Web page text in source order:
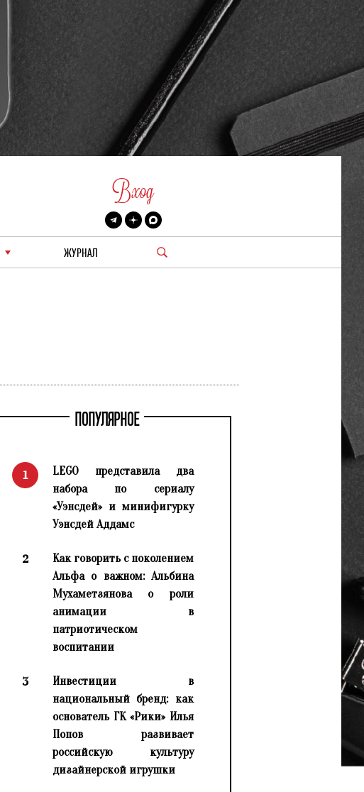
Вход
ЖУРНАЛ
ПОПУЛЯРНОЕ
1
LEGO представила два
набора по сериалу
«Уэнсдей» и минифигурку
Уэнсдей Аддамс
2
Как говорить с поколением
Альфа о важном: Альбина
Мухаметзянова о роли
анимации в
патриотическом
воспитании
3
Инвестиции в
национальный бренд: как
основатель ГК «Рики» Илья
Попов развивает
российскую культуру
дизайнерской игрушки